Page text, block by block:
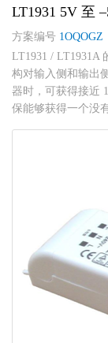
LT1931 5V 至
方案编号 1OQOGZ
LT1931 / LT1931A
构对输入侧和输出
器时，可获得接近
保能够获得一个没